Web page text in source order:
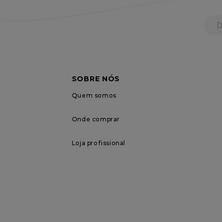
SOBRE NÓS
Quem somos
Onde comprar
Loja profissional